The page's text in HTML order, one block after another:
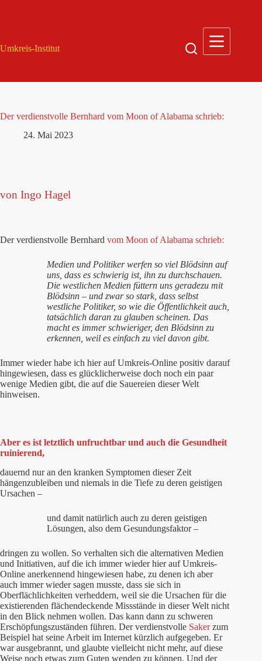
Umkreis-Institut
Der verdienstvolle Bernhard vom Moon of Alabama schrieb:
24. Mai 2023
von Ingo Hagel
Der verdienstvolle Bernhard vom Moon of Alabama schrieb:
Medien und Politiker werfen so viel Blödsinn auf
uns, dass es schwierig ist, ihn zu durchschauen.
Die westlichen Medien füttern uns geradezu mit
Blödsinn – und zwar so stark, dass selbst
westliche Politiker, so wie die Öffentlichkeit auch,
tatsächlich daran zu glauben scheinen. Das
macht es immer schwieriger, den Blödsinn zu
erkennen, weil es einfach zu viel davon gibt.
Immer wieder habe ich hier auf Umkreis-Online positiv darauf
hingewiesen, dass es glücklicherweise doch noch ein paar
wenige Medien gibt, die auf die Sauereien dieser Welt
hinweisen.
Aber es ist letztlich unfruchtbar und auch die Gesundheit
ruinierend,
dauernd nur an den kranken Symptomen dieser Zeit
hängenzubleiben und niemals in die Tiefe zu deren geistigen
Ursachen –
und damit natürlich auch zu deren geistigen
Lösungen, also dem Gesundungsfaktor –
dringen zu wollen. So verhalten sich die alternativen Medien
und Initiativen, auf die ich immer wieder hier auf Umkreis-
Online anerkennend hingewiesen habe, zu denen ich aber
auch immer wieder sagen musste, dass sie sich in
Oberflächlichkeiten verheddern, weil sie die Ursachen für die
existierenden flächendeckende Missstände in dieser Welt nicht
in den Blick nehmen wollen. Das kann dann zu schweren
Erschöpfungszuständen führen. Der verdienstvolle Sakerzum
Beispiel hat seine Arbeit im Internet kürzlich aufgegeben. Er
war ausgebrannt, und glaubte vielleicht nicht mehr, auf diese
Weise noch etwas zum Guten wenden zu können. Und der